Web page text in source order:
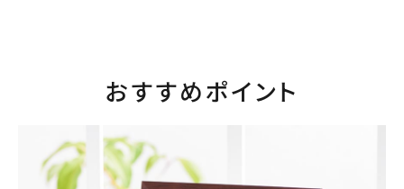
おすすめポイント